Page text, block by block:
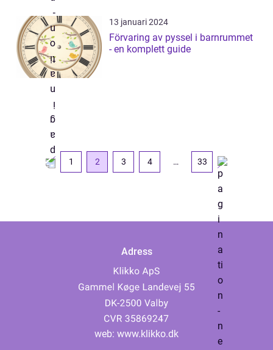
13 januari 2024
Förvaring av pyssel i barnrummet
- en komplett guide
1 2 3 4 … 33
Adress
web: www.klikko.dk